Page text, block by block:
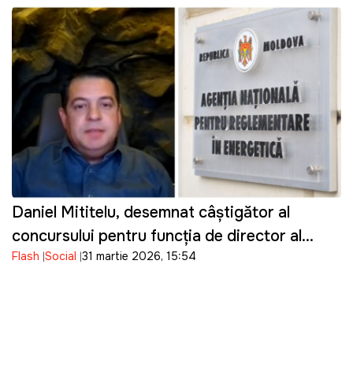
Daniel Mititelu, desemnat câștigător al
concursului pentru funcția de director al
ANRE
Flash Social 31 martie 2026, 15:54